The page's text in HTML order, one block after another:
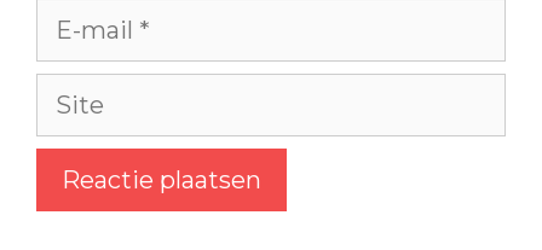
E-
Site